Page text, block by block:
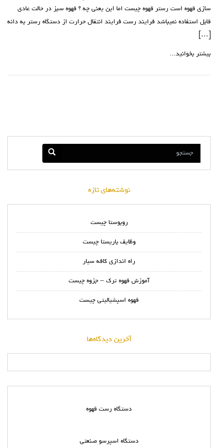
سازی قهوه است رستر قهوه چیست اما این یعنی چه ؟ قهوه سبز در حالت عادی
قابل استفاده نمیباشد فرایند رست فرایند انتقال حرارت از دستگاه رستر به دانه
[…]
بیشتر بخوانید...
نوشته‌های تازه
روبوستا چیست
وظایف باریستا چیست
راه اندازی کافه سیار
آموزش قهوه ترک – جزوه چیست
قهوه اسپشیالیتی چیست
آخرین دیدگاه‌ها
دستگاه رست قهوه
دستگاه اسپرسو صنعتی